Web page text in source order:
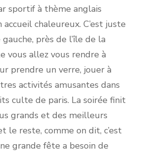
sportif à thème anglais
chaleureux. C’est juste
près de l’île de la
vous allez vous rendre à
prendre un verre, jouer à
activités amusantes dans
culte de paris. La soirée finit
grands et des meilleurs
le reste, comme on dit, c’est
grande fête a besoin de